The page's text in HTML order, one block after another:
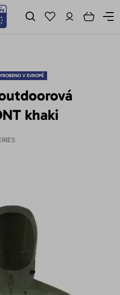
V EVROPĚ
khaki